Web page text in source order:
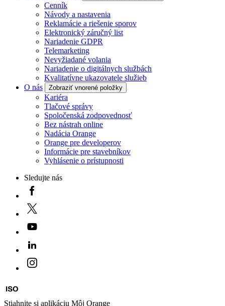
Cenník
Návody a nastavenia
Reklamácie a riešenie sporov
Elektronický záručný list
Nariadenie GDPR
Telemarketing
Nevyžiadané volania
Nariadenie o digitálnych službách
Kvalitatívne ukazovatele služieb
O nás
Zobraziť vnorené položky
Kariéra
Tlačové správy
Spoločenská zodpovednosť
Bez nástrah online
Nadácia Orange
Orange pre developerov
Informácie pre stavebníkov
Vyhlásenie o prístupnosti
Sledujte nás
Stiahnite si aplikáciu Môj Orange